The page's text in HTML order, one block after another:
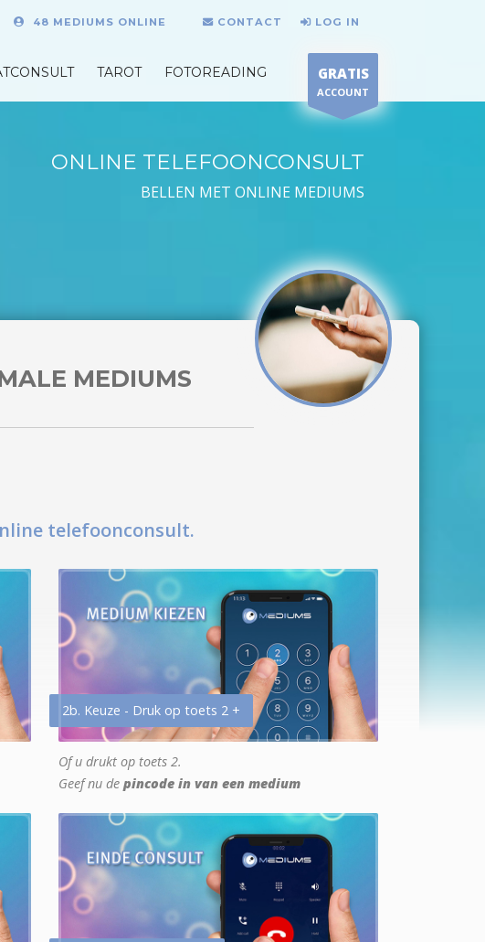
48 MEDIUMS ONLINE CONTACT LOG IN
TAROT FOTOREADING GRATIS
ACCOUNT
ONLINE TELEFOONCONSULT
BELLEN MET ONLINE MEDIUMS
MEDIUMS
telefoonconsult.
2b. Keuze - Druk op toets 2 +
Of u drukt op toets 2.
Geef nu de pincode in van een medium